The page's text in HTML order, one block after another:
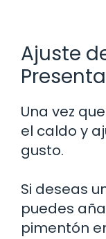
Ajuste
Una vez
el caldo y
gusto.
Si deseas
puedes
pimentón